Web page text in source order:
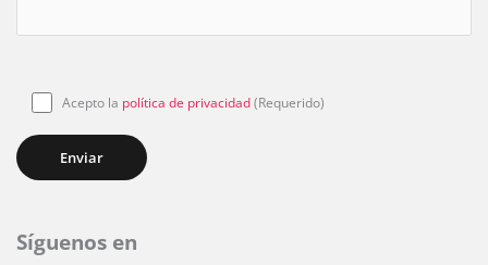
Acepto la política de privacidad(Requerido)
Síguenos en